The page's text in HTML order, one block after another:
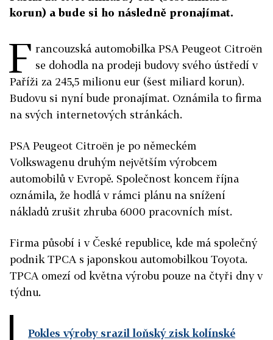
korun) a bude si ho následně pronajímat.
F rancouzská automobilka PSA Peugeot Citroën
se dohodla na prodeji budovy svého ústředí v
Paříži za 245,5 milionu eur (šest miliard korun).
Budovu si nyní bude pronajímat. Oznámila to firma
na svých internetových stránkách.
PSA Peugeot Citroën je po německém
Volkswagenu druhým největším výrobcem
automobilů v Evropě. Společnost koncem října
oznámila, že hodlá v rámci plánu na snížení
nákladů zrušit zhruba 6000 pracovních míst.
Firma působí i v České republice, kde má společný
podnik TPCA s japonskou automobilkou Toyota.
TPCA omezí od května výrobu pouze na čtyři dny v
týdnu.
Pokles výroby srazil loňský zisk kolínské